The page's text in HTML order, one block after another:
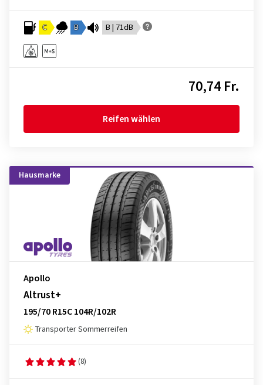
C B B | 71dB
70,74 Fr.
Reifen wählen
Hausmarke
Apollo
Altrust+
195/70 R15C 104R/102R
Transporter Sommerreifen
(8)